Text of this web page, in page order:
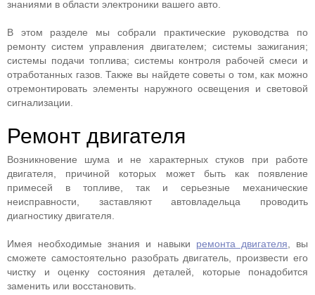
знаниями в области электроники вашего авто.
В этом разделе мы собрали практические руководства по
ремонту систем управления двигателем; системы зажигания;
системы подачи топлива; системы контроля рабочей смеси и
отработанных газов. Также вы найдете советы о том, как можно
отремонтировать элементы наружного освещения и световой
сигнализации.
Ремонт двигателя
Возникновение шума и не характерных стуков при работе
двигателя, причиной которых может быть как появление
примесей в топливе, так и серьезные механические
неисправности, заставляют автовладельца проводить
диагностику двигателя.
Имея необходимые знания и навыки ремонта двигателя , вы
сможете самостоятельно разобрать двигатель, произвести его
чистку и оценку состояния деталей, которые понадобится
заменить или восстановить.